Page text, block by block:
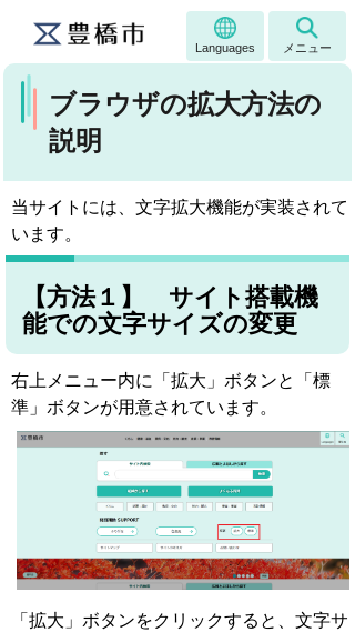
Languages メニュー
ブラウザの拡大方法の
説明
当サイトには、文字拡大機能が実装されて
います。
【方法１ 】 サイト搭載機
能での文字サイズの変更
右上メニュー内に「拡大」ボタンと「標
準」ボタンが用意されています。
「拡大」ボタンをクリックすると、文字サ